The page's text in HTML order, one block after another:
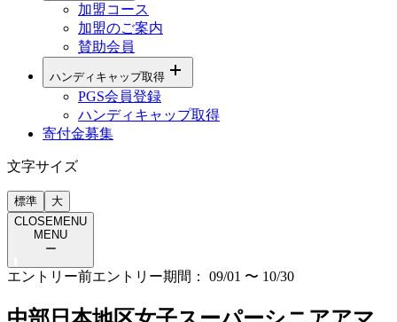
加盟コース
加盟のご案内
賛助会員
ハンディキャップ取得
PGS会員登録
ハンディキャップ取得
寄付金募集
文字サイズ
標準
大
CLOSE MENU
MENU
ー
エントリー前エントリー期間： 09/01 〜 10/30